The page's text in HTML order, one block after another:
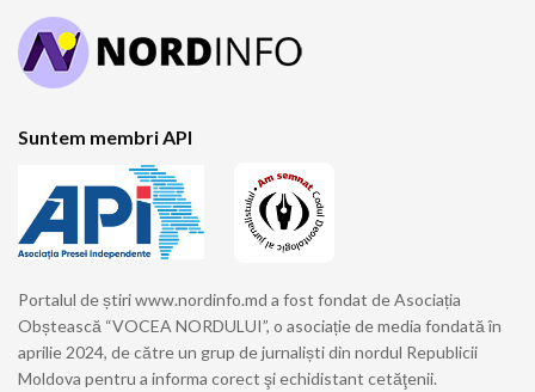
Suntem membri API
Portalul de știri www.nordinfo.md a fost fondat de Asociația
Obștească “VOCEA NORDULUI”, o asociație de media fondată în
aprilie 2024, de către un grup de jurnaliști din nordul Republicii
Moldova pentru a informa corect şi echidistant cetăţenii.